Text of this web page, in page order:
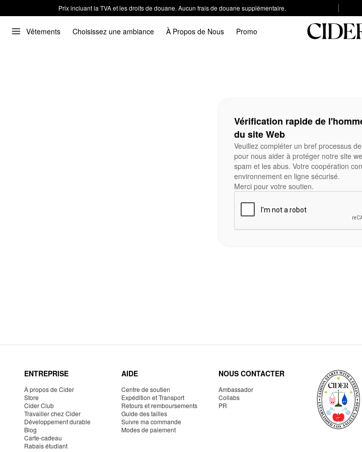
Prix incluant la TVA et les droits de douane. Aucun frais de douane supplémentaire.
Vêtements Choisissez une ambiance À Propos de Nous Promo
Vérification rapide de
du site Web
Veuillez compléter un bref processus
pour nous aider à protéger notre site
spam et les abus. Votre coopération
environnement en ligne sécurisé.
Merci pour votre soutien.
ENTREPRISE
À propos de Cider
Store
Cider Club
Travailler chez Cider
Développement durable
Blog
Carte-cadeau
Rabais étudiant
AIDE
Centre de soutien
Expédition et Transport
Retours et remboursements
Guide des tailles
Suivre ma commande
Modes de paiement
NOUS CONTACTER
Ambassador
Collabs
PR